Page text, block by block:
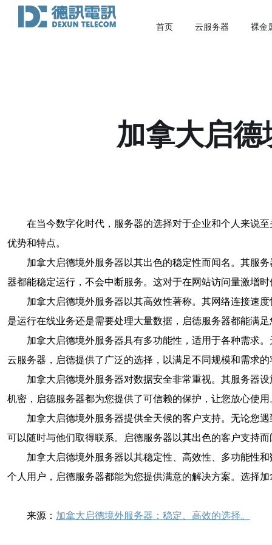
首页 云服务器 裸金
加拿大启
在当今数字化时代，服务器的选择对于企业和个人来说
优势和特点。
加拿大启德境外服务器以其出色的稳定性而闻名。其服
器都能稳定运行，不会中断服务。这对于在网站访问量激增
加拿大启德境外服务器以其高效性著称。其网络连接速
是运行在线业务还是需要处理大量数据，启德服务器都能满
加拿大启德境外服务器具有多功能性，适用于各种需求
云服务器，启德提供了广泛的选择，以满足不同规模和需求的
加拿大启德境外服务器对数据安全非常重视。其服务器
机密，启德服务器都为您提供了可信赖的保护，让您放心使用
加拿大启德境外服务器提供全天候的客户支持。无论您
可以随时与他们取得联系。启德服务器以其出色的客户支持
加拿大启德境外服务器以其稳定性、高效性、多功能性
个人用户，启德服务器都能为您提供满意的解决方案。选择
来源： 加拿大启德境外服务器：稳定、高效的选择。